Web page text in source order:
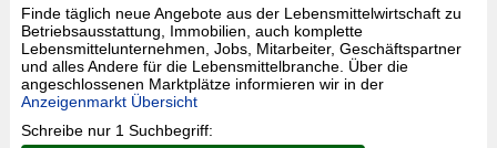
Finde täglich neue Angebote aus der Lebensmittelwirtschaft zu
Betriebsausstattung, Immobilien, auch komplette
Lebensmittelunternehmen, Jobs, Mitarbeiter, Geschäftspartner
und alles Andere für die Lebensmittelbranche. Über die
angeschlossenen Marktplätze informieren wir in der
Anzeigenmarkt Übersicht
Schreibe nur 1 Suchbegriff: